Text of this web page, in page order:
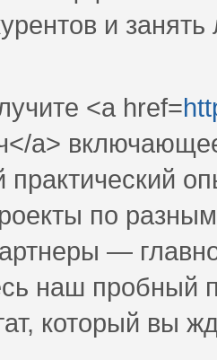
и
<a href=
a>
практический
по
—
наш
который вы